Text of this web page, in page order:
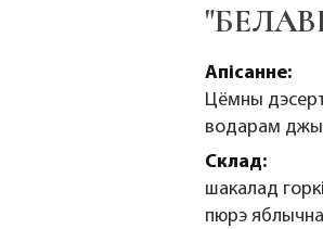
Апісанне:
Цёмны
водарам
Склад:
шакалад
пюрэ